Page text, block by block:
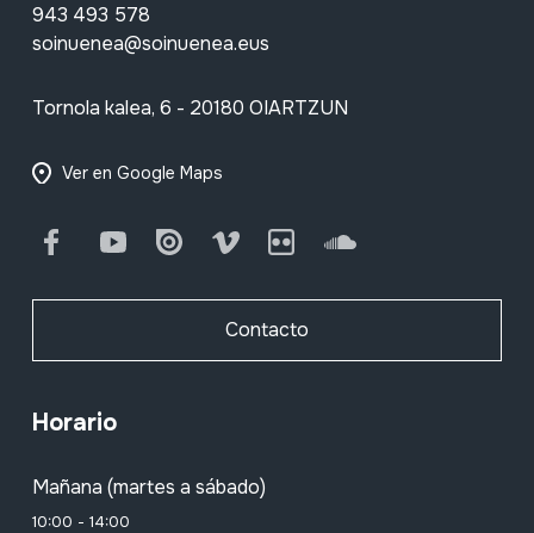
943 493 578
soinuenea@soinuenea.eus
Tornola kalea, 6 - 20180 OIARTZUN
Ver en Google Maps
FacebookYoutube Issuu Vimeo Flickr SoundCloud
Contacto
Horario
Mañana (martes a sábado)
10:00 - 14:00